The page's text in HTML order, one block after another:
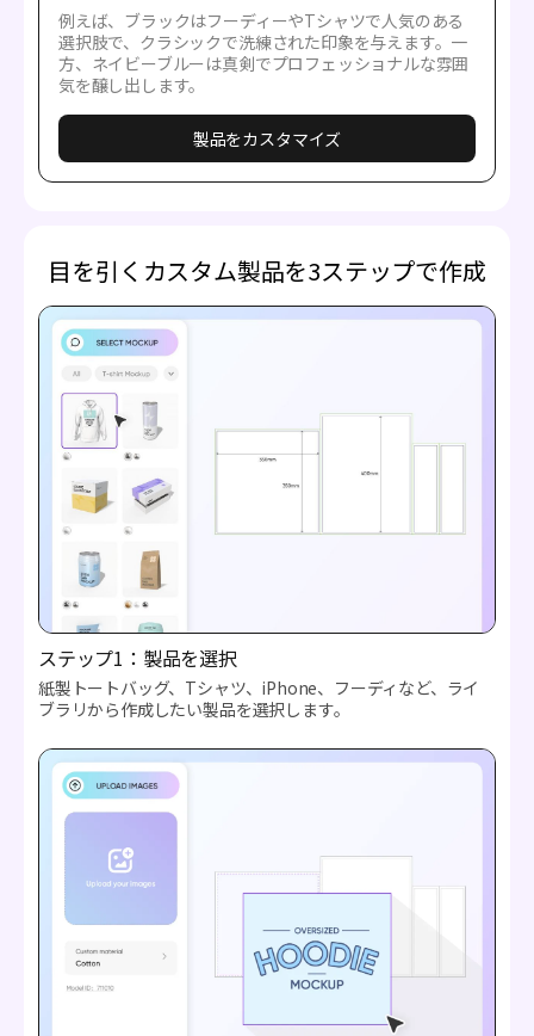
例えば、ブラックはフーディーやTシャツで人気のある
選択肢で、クラシックで洗練された印象を与えます。一
方、ネイビーブルーは真剣でプロフェッショナルな雰囲
気を醸し出します。
製品をカスタマイズ
目を引くカスタム製品を3ステップで作成
ステップ1：製品を選択
紙製トートバッグ、Tシャツ、iPhone、フーディなど、ライ
ブラリから作成したい製品を選択します。